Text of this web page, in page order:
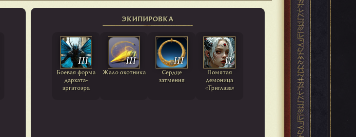
ЭКИПИРОВКА
III
Боевая форма
дархата-
аргатоэра
III
Жало охотника
III
Сердце
затмения
II
Помятая
демоница
«Триглаза»